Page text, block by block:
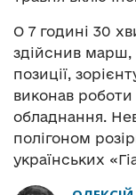
О 7 годині 30
здійснив марш,
позиції,
виконав роботи
обладнання.
полігоном
українських